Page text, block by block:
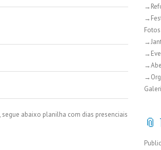
abaixo planilha com dias presenciais
📎